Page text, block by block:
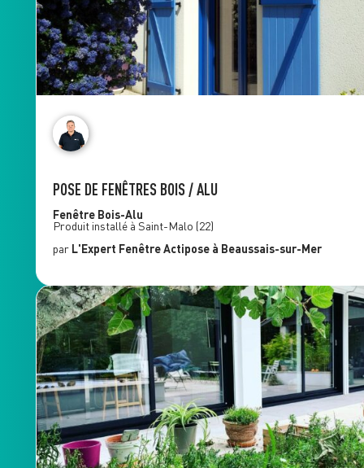
POSE DE FENÊTRES BOIS / ALU
Fenêtre Bois-Alu
Produit installé à Saint-Malo (22)
par L'Expert FenêtreActipose à Beaussais-sur-Mer